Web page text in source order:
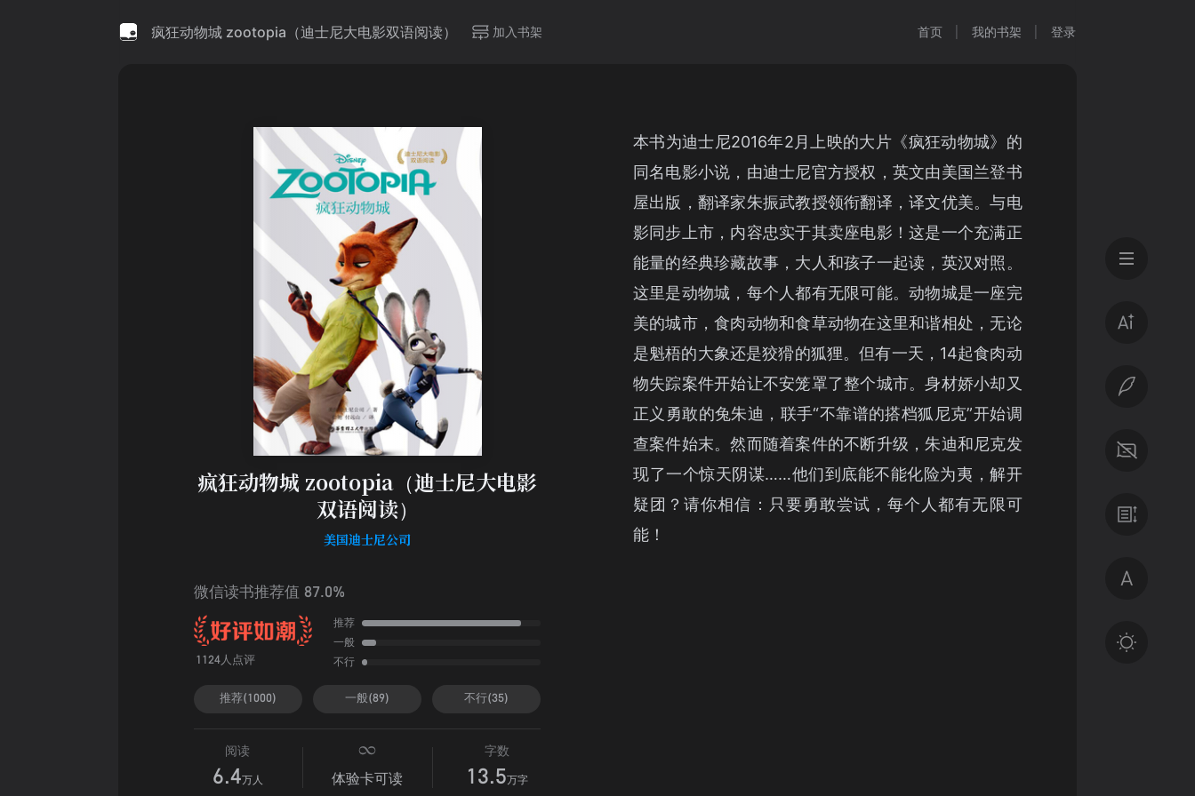
疯狂动物城 zootopia（迪士尼大电影双语阅读） 加入书架 首页 我的书架 登录
疯狂动物城 zootopia（迪士尼大电影
双语阅读）
美国迪士尼公司
微信读书推荐值 87.0%
1124人点评
推荐
一般
不行
推荐(1000) 一般(89) 不行(35)
阅读
6.4万人 体验卡可读
字数
13.5万字
本书为迪士尼2016年2月上映的大片《疯狂动物城》的
同名电影小说，由迪士尼官方授权，英文由美国兰登书
屋出版，翻译家朱振武教授领衔翻译，译文优美。与电
影同步上市，内容忠实于其卖座电影！这是一个充满正
能量的经典珍藏故事，大人和孩子一起读，英汉对照。
这里是动物城，每个人都有无限可能。动物城是一座完
美的城市，食肉动物和食草动物在这里和谐相处，无论
是魁梧的大象还是狡猾的狐狸。但有一天，14起食肉动
物失踪案件开始让不安笼罩了整个城市。身材娇小却又
正义勇敢的兔朱迪，联手“不靠谱的搭档狐尼克”开始调
查案件始末。然而随着案件的不断升级，朱迪和尼克发
现了一个惊天阴谋……他们到底能不能化险为夷，解开
疑团？请你相信：只要勇敢尝试，每个人都有无限可
能！